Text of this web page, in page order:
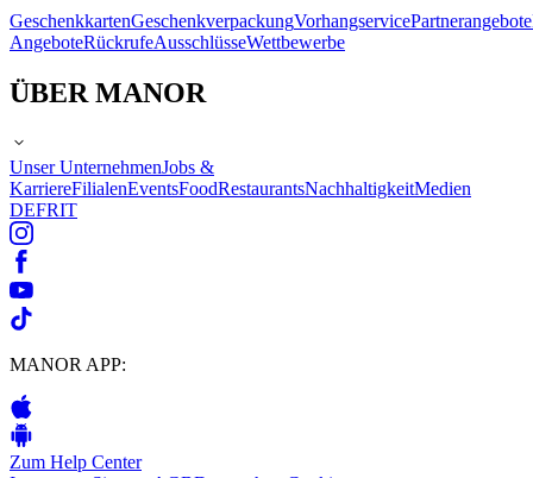
GeschenkkartenGeschenkverpackungVorhangservicePartnerangebote
AngeboteRückrufeAusschlüsseWettbewerbe
ÜBER MANOR
Unser UnternehmenJobs &
KarriereFilialenEventsFoodRestaurantsNachhaltigkeitMedien
DEFRIT
MANOR APP:
Zum Help Center